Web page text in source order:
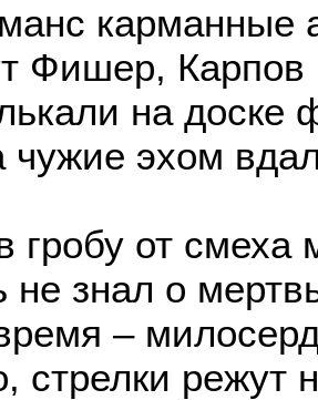
карманные
Фишер, Карпов
на доске
чужие эхом
гробу от смеха
не знал о
–
стрелки режут